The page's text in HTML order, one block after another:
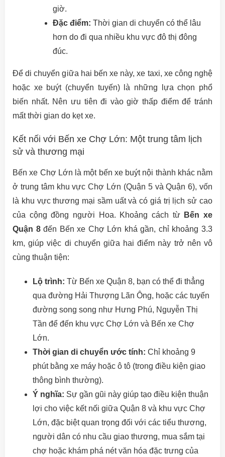
giờ.
Đặc điểm: Thời gian di chuyển có thể lâu
hơn do đi qua nhiều khu vực đô thị đông
đúc.
Để di chuyển giữa hai bến xe này, xe taxi, xe công nghệ
hoặc xe buýt (chuyển tuyến) là những lựa chọn phổ
biến nhất. Nên ưu tiên đi vào giờ thấp điểm để tránh
mất thời gian do kẹt xe.
Kết nối với Bến xe Chợ Lớn: Một trung tâm lịch
sử và thương mại
Bến xe Chợ Lớn là một bến xe buýt nội thành khác nằm
ở trung tâm khu vực Chợ Lớn (Quận 5 và Quận 6), vốn
là khu vực thương mại sầm uất và có giá trị lịch sử cao
của cộng đồng người Hoa. Khoảng cách từ Bến xe
Quận 8đến Bến xe Chợ Lớn khá gần, chỉ khoảng 3.3
km, giúp việc di chuyển giữa hai điểm này trở nên vô
cùng thuận tiện:
Lộ trình: Từ Bến xe Quận 8, bạn có thể đi thẳng
qua đường Hải Thượng Lãn Ông, hoặc các tuyến
đường song song như Hưng Phú, Nguyễn Thị
Tần để đến khu vực Chợ Lớn và Bến xe Chợ
Lớn.
Thời gian di chuyển ước tính: Chỉ khoảng 9
phút bằng xe máy hoặc ô tô (trong điều kiện giao
thông bình thường).
Ý nghĩa: Sự gần gũi này giúp tạo điều kiện thuận
lợi cho việc kết nối giữa Quận 8 và khu vực Chợ
Lớn, đặc biệt quan trọng đối với các tiểu thương,
người dân có nhu cầu giao thương, mua sắm tại
chợ hoặc khám phá nét văn hóa đặc trưng của